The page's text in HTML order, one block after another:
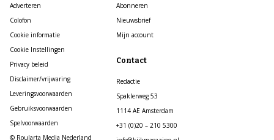
Adverteren
Colofon
Cookie informatie
Cookie Instellingen
Privacy beleid
Disclaimer/vrijwaring
Leveringsvoorwaarden
Gebruiksvoorwaarden
Spelvoorwaarden
© Roularta Media Nederland
Abonneren
Nieuwsbrief
Mijn account
Contact
Redactie
Spaklerweg 53
1114 AE Amsterdam
+31 (0)20 – 210 5300